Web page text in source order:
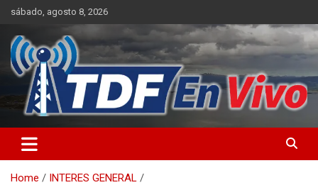
Skip
content
sábado, agosto 8, 2026
Home
INTERES GENERAL